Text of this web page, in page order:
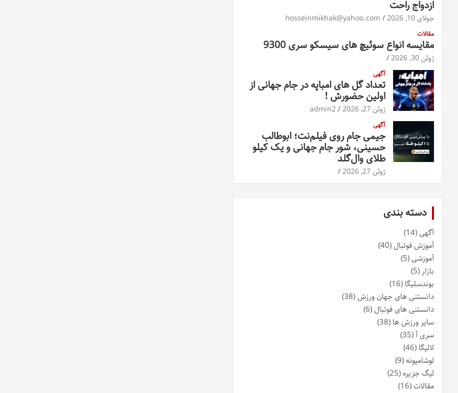
ازدواج راحت
جولای 10, 2026 hosseinmikhak@yahoo.com
مقالات
مقایسه انواع سوئیچ های سیسکو سری 9300
ژوئن 30, 2026
آگهی
تعداد گل های امباپه در جام جهانی از
اولین حضورش !
ژوئن 27, 2026 admin2
آگهی
جیمی جام روی فیلم‌نت؛ ابوطالب
حسینی، شور جام جهانی و یک کیلو
طلای وال‌گلد
ژوئن 27, 2026
دسته بندی
آگهی(14)
آموزش فوتبال(40)
آموزشی(5)
بازار (5)
بوندسلیگا (16)
دانستنی های جهان ورزش(38)
دانستنی های فوتبال(6)
سایر ورزش ها (38)
سری آ(35)
لالیگا (46)
لوشامپونه(9)
لیگ جزیره(25)
مقالات(16)